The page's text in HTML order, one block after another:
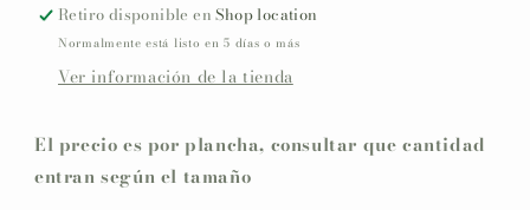
Retiro disponible enShop location
Normalmente está listo en 5 días o más
Ver información de la tienda
El precio es por plancha, consultar que cantidad
entran según el tamaño